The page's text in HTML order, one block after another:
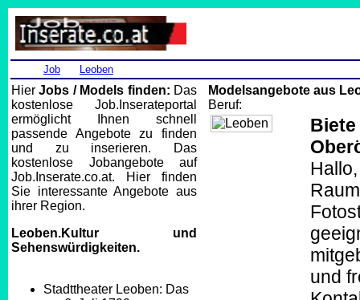
Job Leoben
HierJobs / Models finden: Das
kostenlose Job.Inserateportal
ermöglicht Ihnen schnell
passende Angebote zu finden
und zu inserieren. Das
kostenlose Jobangebote auf
Job.Inserate.co.at. Hier finden
Sie interessante Angebote aus
ihrer Region.
Leoben.Kultur und
Sehenswürdigkeiten.
Stadttheater Leoben: Das
Modelsangebote aus
Beruf:
und